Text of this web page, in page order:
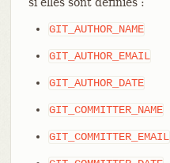
GIT_AUTHOR_NAME
GIT_AUTHOR_EMAIL
GIT_AUTHOR_DATE
GIT_COMMITTER_NAME
GIT_COMMITTER_EMAIL